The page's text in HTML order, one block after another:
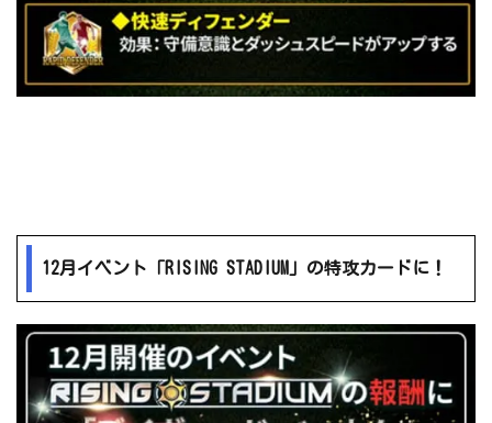
12月イベント「RISING STADIUM」の特攻カードに！